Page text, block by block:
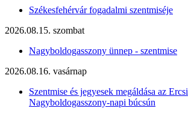
Székesfehérvár fogadalmi szentmiséje
2026.08.15. szombat
Nagyboldogasszony ünnep - szentmise
2026.08.16. vasárnap
Szentmise és jegyesek megáldása az Ercsi
Nagyboldogasszony-napi búcsún